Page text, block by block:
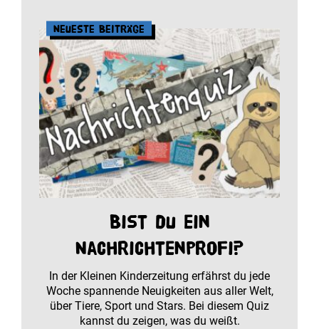
Neueste Beiträge
Bist du ein
Nachrichtenprofi?
In der Kleinen Kinderzeitung erfährst du jede
Woche spannende Neuigkeiten aus aller Welt,
über Tiere, Sport und Stars. Bei diesem Quiz
kannst du zeigen, was du weißt.